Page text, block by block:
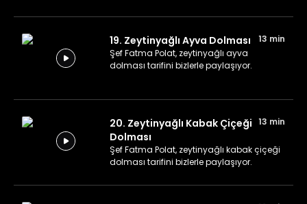
19. Zeytinyağlı Ayva Dolması
13 min
Şef Fatma Polat, zeytinyağlı ayva
dolması tarifini bizlerle paylaşıyor.
20. Zeytinyağlı Kabak Çiçeği
Dolması
13 min
Şef Fatma Polat, zeytinyağlı kabak çiçeği
dolması tarifini bizlerle paylaşıyor.